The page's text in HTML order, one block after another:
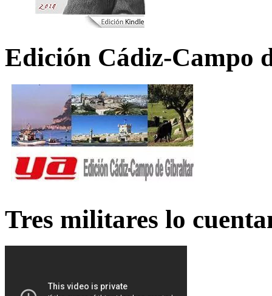
Edición Cádiz-Campo
Tres militares lo